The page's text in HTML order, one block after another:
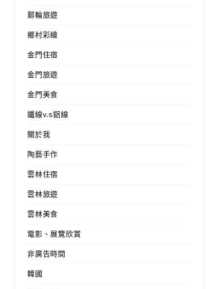
郵輪旅遊
鄉村彩繪
金門住宿
金門旅遊
金門美食
鐵線v.s鋁線
關於我
陶藝手作
雲林住宿
雲林旅遊
雲林美食
電影、展覽欣賞
非廣告時間
韓國